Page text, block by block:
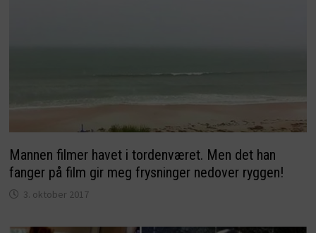
Mannen filmer havet i tordenværet. Men det han
fanger på film gir meg frysninger nedover ryggen!
3. oktober 2017